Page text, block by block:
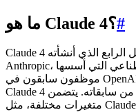
ما هو Claude 4؟#
Claude 4 هو نموذج الذكاء الاصطناعي من الجيل الرابع الذي أنشأته
Anthropic، وهي شركة أبحاث الذكاء الاصطناعي التي أسسها
موظفون سابقون في OpenAI. كجزء من عائلة Claude، تم تصميم
Claude 4 ليكون أكثر أمانًا وذكاءً وقدرة من سابقاته. يتضمن
متغيرات مختلفة، مثل Claude 4 Opus و Claude 4 Sonnet، كل منها